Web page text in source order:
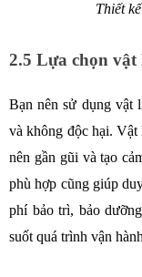
Thiết
2.5 Lựa chọn vật
Bạn nên sử dụng vật
và không độc hại.
nên gần gũi và tạo
phù hợp cũng giúp
phí bảo trì, bảo
suốt quá trình vận